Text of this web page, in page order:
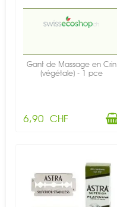
Gant de Massage en Crin
(végétale) - 1 pce
6,90 CHF